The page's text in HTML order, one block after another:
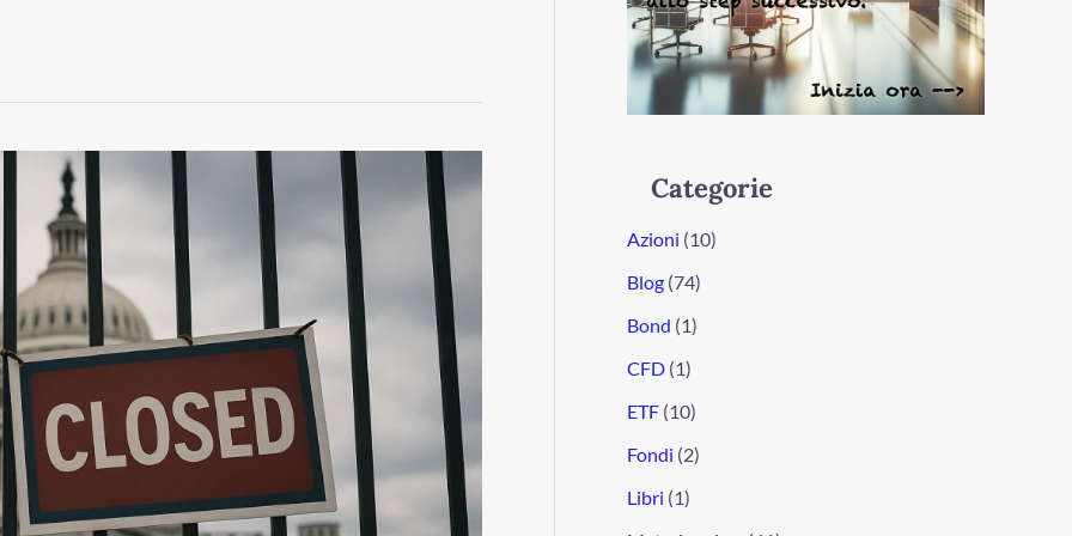
Categorie
Azioni (10)
Blog (74)
Bond (1)
CFD (1)
ETF (10)
Fondi (2)
Libri (1)